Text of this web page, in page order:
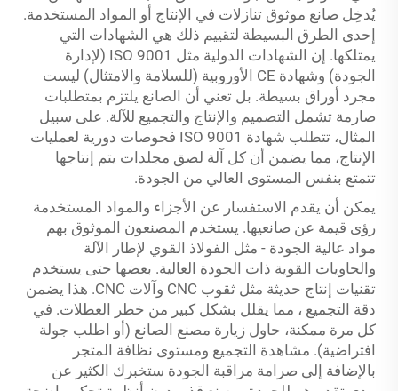
يُدخِل صانع موثوق تنازلات في الإنتاج أو المواد المستخدمة.
إحدى الطرق البسيطة لتقييم ذلك هي الشهادات التي
يمتلكها. إن الشهادات الدولية مثل ISO 9001 (لإدارة
الجودة) وشهادة CE الأوروبية (للسلامة والامتثال) ليست
مجرد أوراق بسيطة. بل تعني أن الصانع يلتزم بمتطلبات
صارمة تشمل التصميم والإنتاج والتجميع للآلة. على سبيل
المثال، تتطلب شهادة ISO 9001 فحوصات دورية لعمليات
الإنتاج، مما يضمن أن كل آلة لصق مجلدات يتم إنتاجها
تتمتع بنفس المستوى العالي من الجودة.
يمكن أن يقدم الاستفسار عن الأجزاء والمواد المستخدمة
رؤى قيمة عن صانعيها. يستخدم المصنعون الموثوق بهم
مواد عالية الجودة - مثل الفولاذ القوي لإطار الآلة
والحاويات القوية ذات الجودة العالية. بعضها حتى يستخدم
تقنيات إنتاج حديثة مثل ثقوب CNC وآلات CNC. هذا يضمن
دقة التجميع ، مما يقلل بشكل كبير من خطر العطلات. في
كل مرة ممكنة، حاول زيارة مصنع الصانع (أو اطلب جولة
افتراضية). مشاهدة التجميع ومستوى نظافة المتجر
بالإضافة إلى صرامة مراقبة الجودة ستخبرك الكثير عن